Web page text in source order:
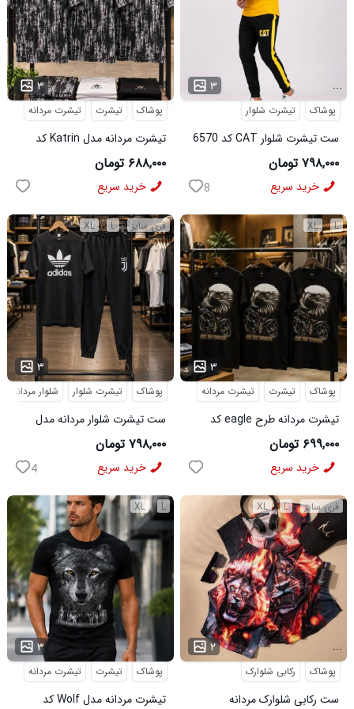
۳
پوشاک تیشرت تیشرت مردانه
تیشرت مردانه مدل Katrin کد
6579
۶۸۸,۰۰۰ تومان
خرید سریع
۳ ...
پوشاک تیشرت شلوار
ست تیشرت شلوار CAT کد 6570
۷۹۸,۰۰۰ تومان
خرید سریع 8
فری سایز L
XL
۳ ...
پوشاک تیشرت شلوار شلوار مردانه
ست تیشرت شلوار مردانه مدل
Adidas کد 6569
۷۹۸,۰۰۰ تومان
خرید سریع 4
L
XL
۳ ...
پوشاک تیشرت تیشرت مردانه
تیشرت مردانه طرح eagle کد
6545
۶۹۹,۰۰۰ تومان
خرید سریع
L
XL
۳
پوشاک تیشرت تیشرت مردانه
تیشرت مردانه مدل Wolf کد
فری سایز L
XL
۲ ...
پوشاک رکابی شلوارک
ست رکابی شلوارک مردانه